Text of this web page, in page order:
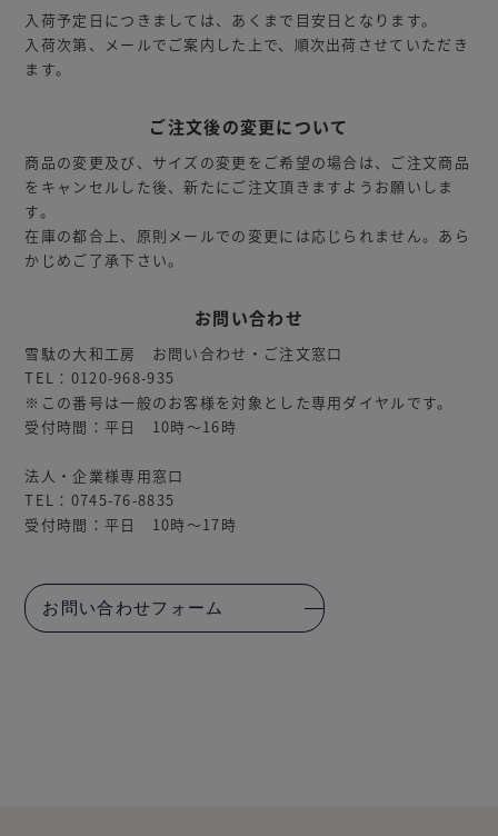
入荷予定日につきましては、あくまで目安日となります。
入荷次第、メールでご案内した上で、順次出荷させていただき
ます。
ご注文後の変更について
商品の変更及び、サイズの変更をご希望の場合は、ご注文商品
をキャンセルした後、新たにご注文頂きますようお願いしま
す。
在庫の都合上、原則メールでの変更には応じられません。あら
かじめご了承下さい。
お問い合わせ
雪駄の大和工房 お問い合わせ・ご注文窓口
TEL：0120-968-935
※この番号は一般のお客様を対象とした専用ダイヤルです。
受付時間：平日 10時～16時
法人・企業様専用窓口
TEL：0745-76-8835
受付時間：平日 10時～17時
お問い合わせフォーム